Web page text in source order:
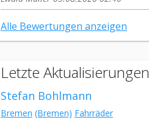
Alle Bewertungen anzeigen
Letzte Aktualisierungen
Stefan Bohlmann
Bremen (Bremen) Fahrräder